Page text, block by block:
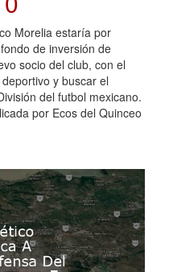
Morelia estaría por
de inversión de
socio del club, con el
y buscar el
del futbol mexicano.
por Ecos del Quinceo